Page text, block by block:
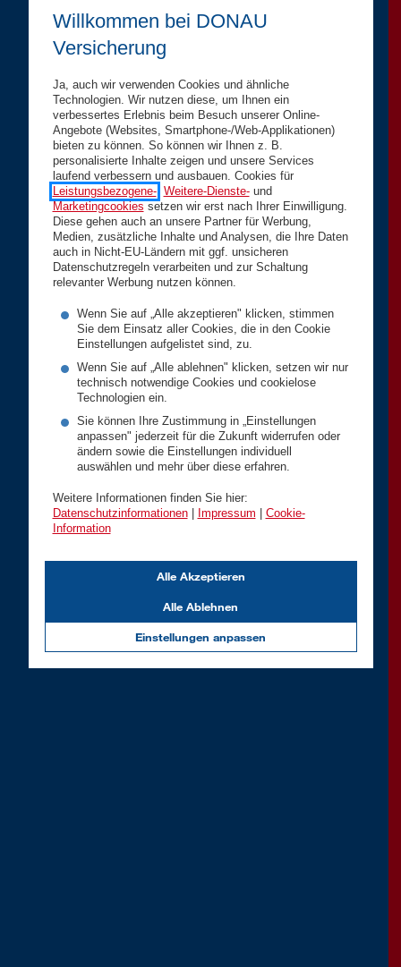
Willkommen bei DONAU
Versicherung
Ja, auch wir verwenden Cookies und ähnliche
Technologien. Wir nutzen diese, um Ihnen ein
verbessertes Erlebnis beim Besuch unserer Online-
Angebote (Websites, Smartphone-/Web-Applikationen)
bieten zu können. So können wir Ihnen z. B.
personalisierte Inhalte zeigen und unsere Services
laufend verbessern und ausbauen. Cookies für
Leistungsbezogene-, Weitere-Dienste-und
Marketingcookies setzen wir erst nach Ihrer Einwilligung.
Diese gehen auch an unsere Partner für Werbung,
Medien, zusätzliche Inhalte und Analysen, die Ihre Daten
auch in Nicht-EU-Ländern mit ggf. unsicheren
Datenschutzregeln verarbeiten und zur Schaltung
relevanter Werbung nutzen können.
Wenn Sie auf „Alle akzeptieren" klicken, stimmen
Sie dem Einsatz aller Cookies, die in den Cookie
Einstellungen aufgelistet sind, zu.
Wenn Sie auf „Alle ablehnen" klicken, setzen wir nur
technisch notwendige Cookies und cookielose
Technologien ein.
Sie können Ihre Zustimmung in „Einstellungen
anpassen" jederzeit für die Zukunft widerrufen oder
ändern sowie die Einstellungen individuell
auswählen und mehr über diese erfahren.
Weitere Informationen finden Sie hier:
Datenschutzinformationen| Impressum
Cookie-
Information
Einstellungen anpassen
Alle Ablehnen
Alle Akzeptieren